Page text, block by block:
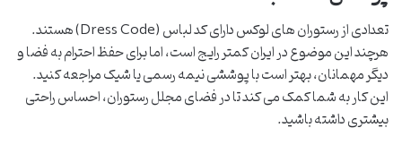
تعدادی از رستوران های لوکس دارای کد لباس (Dress Code) هستند.
هرچند این موضوع در ایران کمتر رایج است، اما برای حفظ احترام به فضا و
دیگر مهمانان، بهتر است با پوششی نیمه رسمی یا شیک مراجعه کنید.
این کار به شما کمک می کند تا در فضای مجلل رستوران، احساس راحتی
بیشتری داشته باشید.